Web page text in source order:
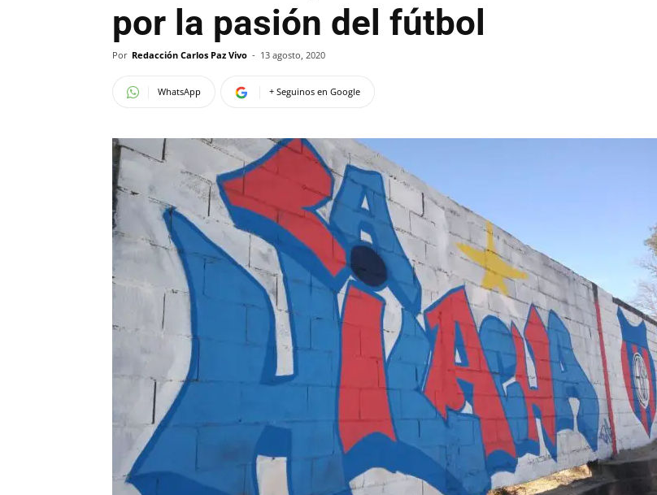
por la pasión del fútbol
Por Redacción Carlos Paz Vivo - 13 agosto, 2020
WhatsApp + Seguinos en Google